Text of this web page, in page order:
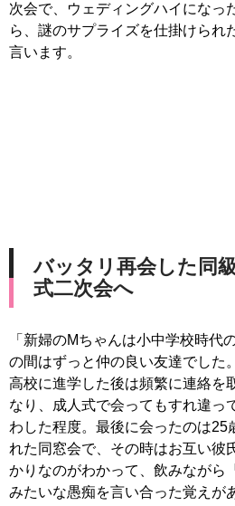
次会で、ウェディングハイになっ
ら、謎のサプライズを仕掛けられ
言います。
バッタリ再会した同
式二次会へ
「新婦のMちゃんは小中学校時代
の間はずっと仲の良い友達でした
高校に進学した後は頻繁に連絡を
なり、成人式で会ってもすれ違っ
わした程度。最後に会ったのは25
れた同窓会で、その時はお互い彼
かりなのがわかって、飲みながら
みたいな愚痴を言い合った覚えが